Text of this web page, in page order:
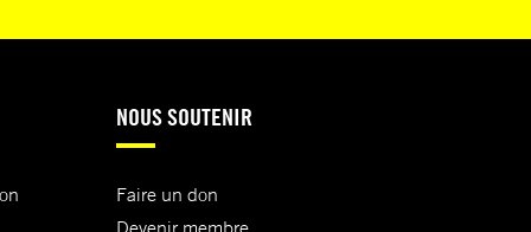
NOUS SOUTENIR
Faire un don
Devenir membre